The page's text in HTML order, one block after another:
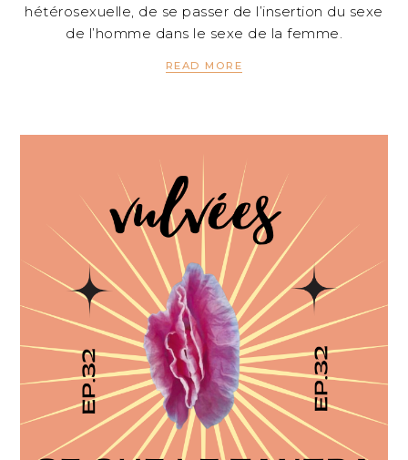
hétérosexuelle, de se passer de l’insertion du sexe
de l’homme dans le sexe de la femme.
READ MORE